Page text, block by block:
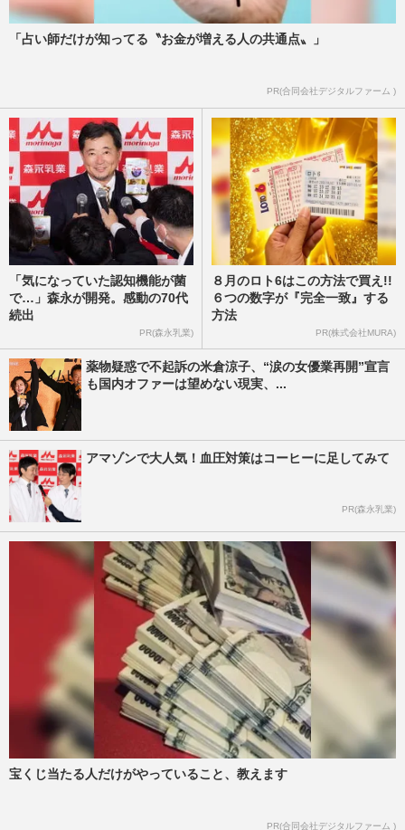
「占い師だけが知ってる〝お金が増える人の共通点〟」
PR(合同会社デジタルファーム )
「気になっていた認知機能が菌
で…」森永が開発。感動の70代
続出
PR(森永乳業)
８月のロト6はこの方法で買え!!
６つの数字が『完全一致』する
方法
PR(株式会社MURA)
薬物疑惑で不起訴の米倉涼子、“涙の女優業再開”宣言
も国内オファーは望めない現実、...
アマゾンで大人気！血圧対策はコーヒーに足してみて
PR(森永乳業)
宝くじ当たる人だけがやっていること、教えます
PR(合同会社デジタルファーム )